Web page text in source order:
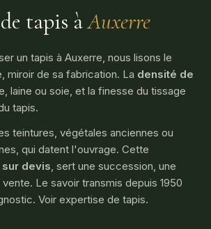
tapis àAuxerre
un tapis à Auxerre, nous lisons le
miroir de sa fabrication. La densité de
laine ou soie, et la finesse du tissage
tapis.
teintures, végétales anciennes ou
qui datent l'ouvrage. Cette
sur devis, sert une succession, une
Le savoir transmis depuis 1950
Voir expertise de tapis.